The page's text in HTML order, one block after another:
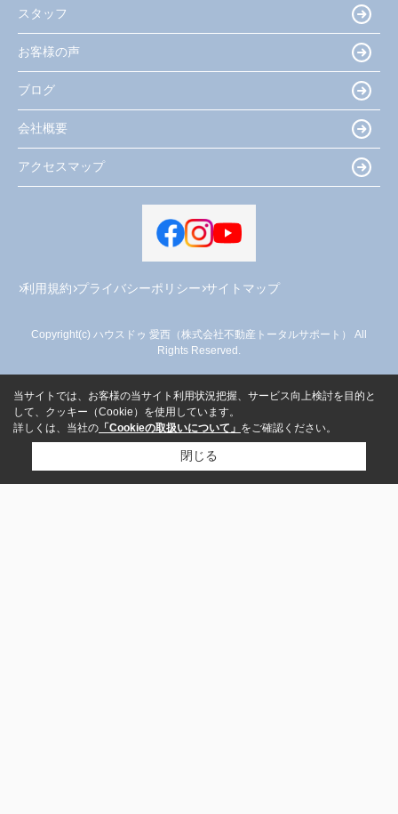
スタッフ
お客様の声
ブログ
会社概要
アクセスマップ
利用規約 プライバシーポリシー サイトマップ
Copyright(c) ハウスドゥ 愛西（株式会社不動産トータルサポート） All
Rights Reserved.
当サイトでは、お客様の当サイト利用状況把握、サービス向上検討を目的と
して、クッキー（Cookie）を使用しています。
詳しくは、当社の 「Cookieの取扱いについて」 をご確認ください。
閉じる